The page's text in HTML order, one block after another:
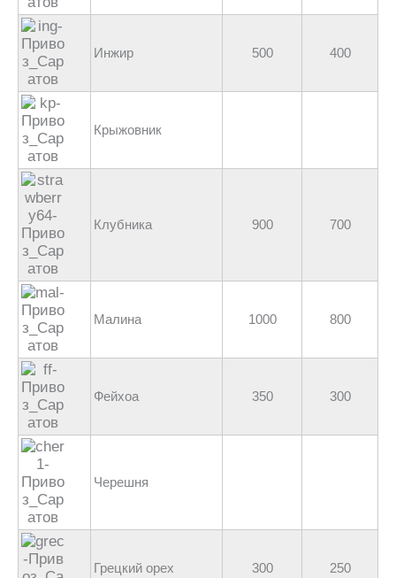
Инжир 500 400
Крыжовник
Клубника 900 700
Малина 1000 800
Фейхоа 350 300
Черешня
Грецкий орех 300 250